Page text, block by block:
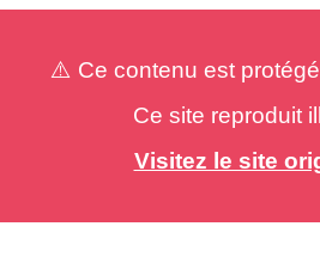
⚠️ Ce contenu est
Ce site reproduit
Visitez le site